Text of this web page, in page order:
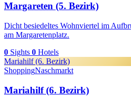
Margareten (5. Bezirk)
Dicht besiedeltes Wohnviertel im
am Margaretenplatz.
0 Sights 0 Hotels
Mariahilf (6. Bezirk)
ShoppingNaschmarkt
Mariahilf (6. Bezirk)